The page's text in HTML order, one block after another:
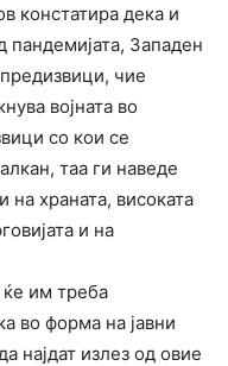
констатира дека и
пандемијата, Западен
чие
војната во
со кои се
таа ги наведе
на храната, високата
и на
им треба
во форма на јавни
најдат излез од овие